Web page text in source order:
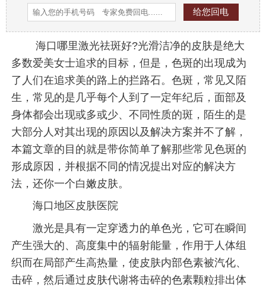
海口哪里激光祛斑好?光滑洁净的皮肤是绝大
多数爱美女士追求的目标，但是，色斑的出现成为
了人们在追求美的路上的拦路石。色斑，常见又陌
生，常见的是几乎每个人到了一定年纪后，面部及
身体都会出现或多或少、不同性质的斑，陌生的是
大部分人对其出现的原因以及解决方案并不了解，
本篇文章的目的就是带你简单了解那些常见色斑的
形成原因，并根据不同的情况提出对应的解决方
法，还你一个白嫩皮肤。
海口地区皮肤医院
激光是具有一定穿透力的单色光，它可在瞬间
产生强大的、高度集中的辐射能量，作用于人体组
织而在局部产生高热量，使皮肤内部色素被汽化、
击碎，然后通过皮肤代谢将击碎的色素颗粒排出体